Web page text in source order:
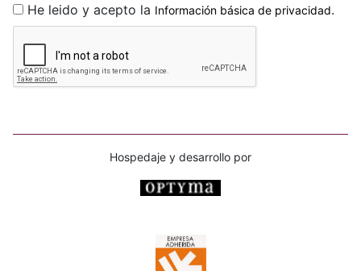
He leido y acepto la Información básica de privacidad.
Hospedaje y desarrollo por